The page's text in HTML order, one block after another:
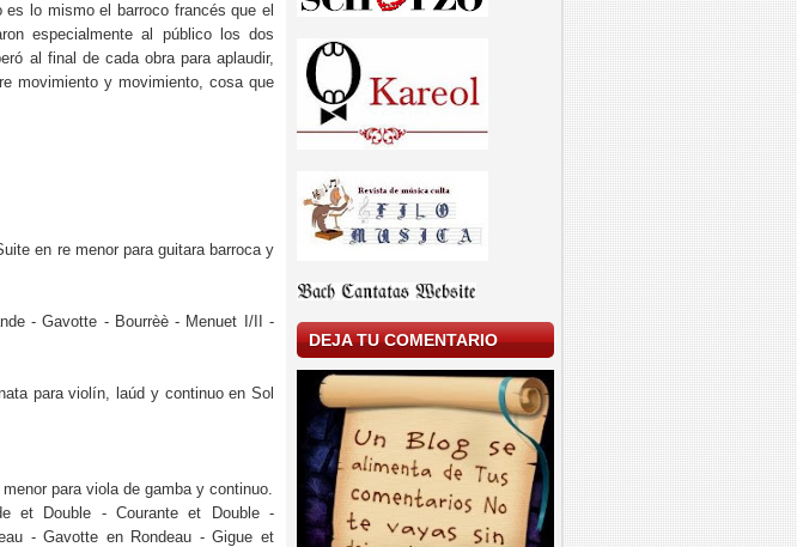
lo mismo el barroco francés que el
especialmente al público los dos
al final de cada obra para aplaudir,
movimiento y movimiento, cosa que
en re menor para guitara barroca y
- Gavotte - Bourrèè - Menuet I/II -
para violín, laúd y continuo en Sol
para viola de gamba y continuo.
et Double - Courante et Double -
- Gavotte en Rondeau - Gigue et
DEJA TU COMENTARIO